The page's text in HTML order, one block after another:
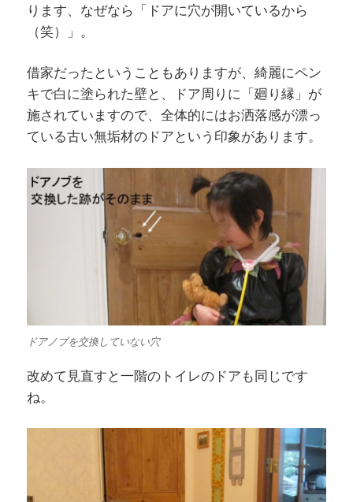
ります、なぜなら「ドアに穴が開いているから
（笑）」。
借家だったということもありますが、綺麗にペン
キで白に塗られた壁と、ドア周りに「廻り縁」が
施されていますので、全体的にはお洒落感が漂っ
ている古い無垢材のドアという印象があります。
ドアノブを交換していない穴
改めて見直すと一階のトイレのドアも同じです
ね。